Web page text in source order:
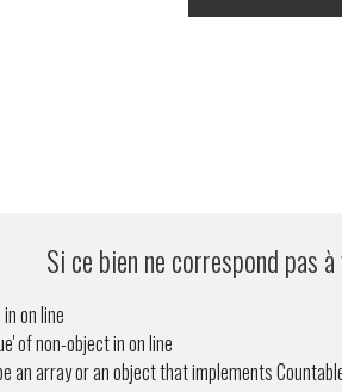
Si ce bien ne correspond pas
inon line
of non-object inon line
an array or an object that implements